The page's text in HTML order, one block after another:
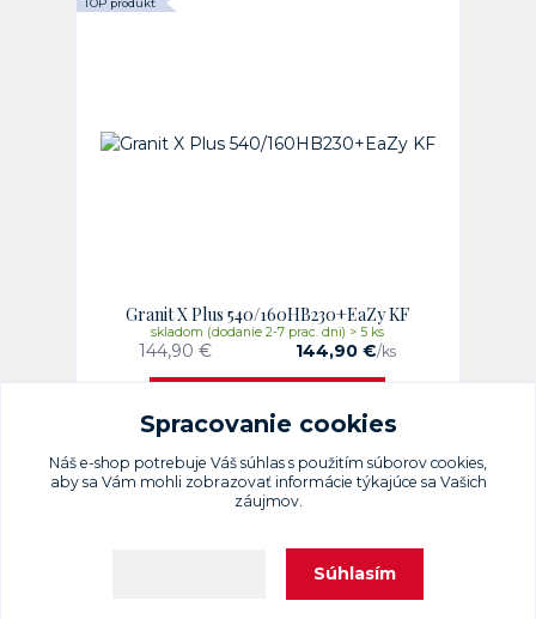
TOP produkt
Granit X Plus 540/160HB230+EaZy KF
144,90 € 144,90 €/ks
skladom (dodanie 2-7 prac. dni) > 5 ks
Upravit sběr cookies.
Spracovanie cookies
Náš e-shop potrebuje Váš súhlas s použitím súborov cookies,
aby sa Vám mohli zobrazovať informácie týkajúce sa Vašich
záujmov.
Súhlasím